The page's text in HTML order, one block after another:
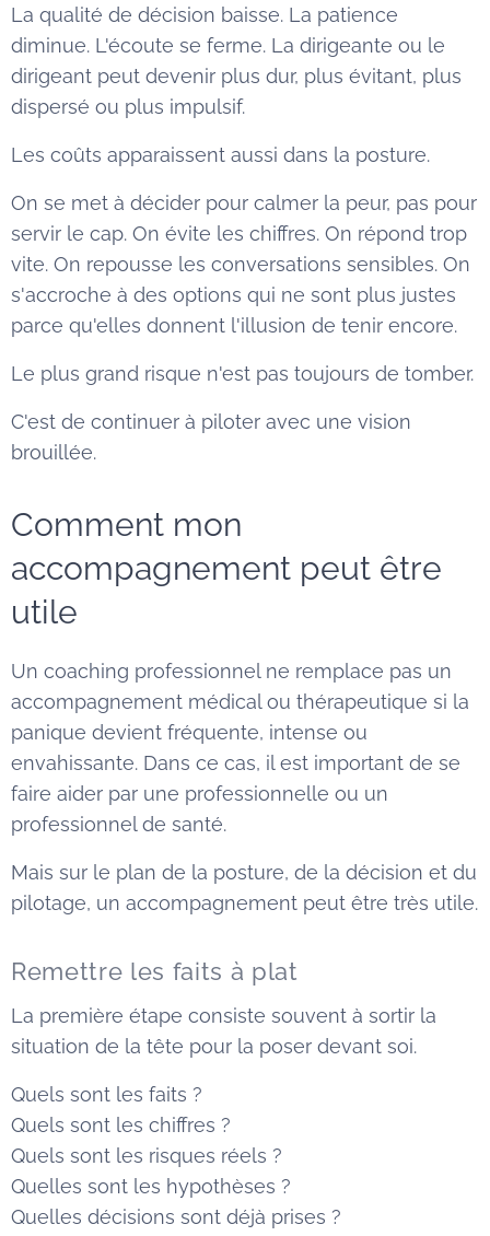
La qualité de décision baisse. La patience
diminue. L'écoute se ferme. La dirigeante ou le
dirigeant peut devenir plus dur, plus évitant, plus
dispersé ou plus impulsif.
Les coûts apparaissent aussi dans la posture.
On se met à décider pour calmer la peur, pas pour
servir le cap. On évite les chiffres. On répond trop
vite. On repousse les conversations sensibles. On
s'accroche à des options qui ne sont plus justes
parce qu'elles donnent l'illusion de tenir encore.
Le plus grand risque n'est pas toujours de tomber.
C'est de continuer à piloter avec une vision
brouillée.
Comment mon
accompagnement peut être
utile
Un coaching professionnel ne remplace pas un
accompagnement médical ou thérapeutique si la
panique devient fréquente, intense ou
envahissante. Dans ce cas, il est important de se
faire aider par une professionnelle ou un
professionnel de santé.
Mais sur le plan de la posture, de la décision et du
pilotage, un accompagnement peut être très utile.
Remettre les faits à plat
La première étape consiste souvent à sortir la
situation de la tête pour la poser devant soi.
Quels sont les faits ?
Quels sont les chiffres ?
Quels sont les risques réels ?
Quelles sont les hypothèses ?
Quelles décisions sont déjà prises ?